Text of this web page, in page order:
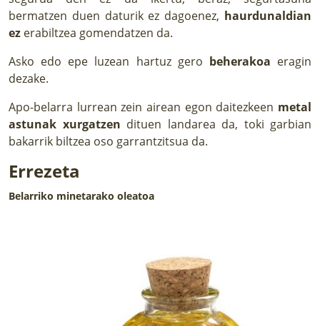
bermatzen duen daturik ez dagoenez, haurdunaldian
ez erabiltzea gomendatzen da.
Asko edo epe luzean hartuz gero beherakoa eragin
dezake.
Apo-belarra lurrean zein airean egon daitezkeen metal
astunak xurgatzen dituen landarea da, toki garbian
bakarrik biltzea oso garrantzitsua da.
Errezeta
Belarriko minetarako oleatoa